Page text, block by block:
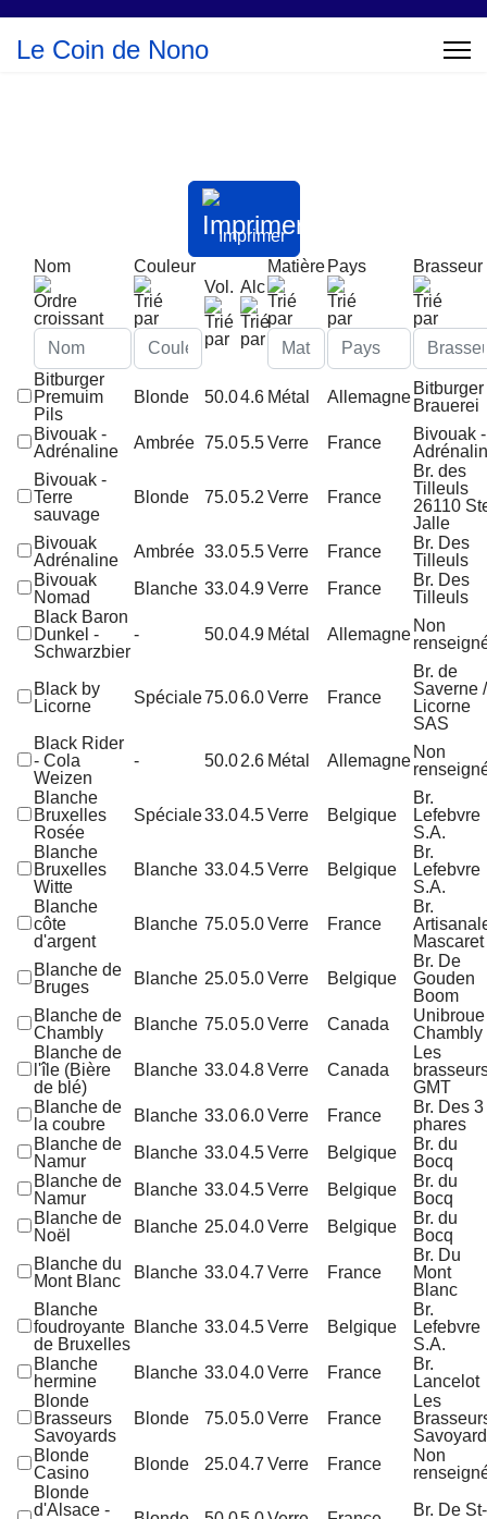
Le Coin de Nono
Imprimer
Nom
Couleur
Vol. Alc
Matière Pays Brasseur
Bitburger
Premuim
Pils
Blonde 50.04.6 Métal Allemagne Bitburger
Brauerei
Bivouak -
Adrénaline
Ambrée 75.05.5Verre France
Bivouak -
Bivouak -
Terre
sauvage
Blonde 75.05.2 Verre France
Br. des
Tilleuls
26110
Jalle
Bivouak
Adrénaline
Ambrée 33.05.5Verre France
Br. Des
Tilleuls
Bivouak
Nomad
Blanche 33.04.9Verre France
Br. Des
Tilleuls
Black Baron
Dunkel -
Schwarzbier
- 50.04.9 Métal Allemagne Non
Black by
Licorne
Spéciale75.06.0Verre France
Br. de
Saverne /
Licorne
SAS
Black Rider
- Cola
Weizen
- 50.02.6 Métal Allemagne Non
Blanche
Bruxelles
Rosée
Spéciale33.04.5Verre Belgique
Br.
Lefebvre
S.A.
Blanche
Bruxelles
Witte
Blanche 33.04.5Verre Belgique
Br.
Lefebvre
S.A.
Blanche
côte
d'argent
Blanche 75.05.0Verre France
Br.
Mascaret
Blanche de
Bruges
Blanche 25.05.0Verre Belgique
Br. De
Gouden
Boom
Blanche de
Chambly
Blanche 75.05.0Verre Canada
Unibroue
Chambly
Blanche de
l'île (Bière
de blé)
Blanche 33.04.8Verre Canada
Les
GMT
Blanche de
la coubre
Blanche 33.06.0Verre France
Br. Des 3
phares
Blanche de
Namur
Blanche 33.04.5Verre Belgique
Br. du
Bocq
Blanche de
Namur
Blanche 33.04.5Verre Belgique
Br. du
Bocq
Blanche de
Noël
Blanche 25.04.0Verre Belgique
Br. du
Bocq
Blanche du
Mont Blanc
Blanche 33.04.7 Verre France
Br. Du
Mont
Blanc
Blanche
foudroyante
de Bruxelles
Blanche 33.04.5Verre Belgique
Br.
Lefebvre
S.A.
Blanche
hermine
Blanche 33.04.0Verre France
Br.
Lancelot
Blonde
Brasseurs
Savoyards
Blonde 75.05.0Verre France
Les
Blonde
Casino
Blonde 25.04.7 Verre France
Non
Blonde
d'Alsace -
Br. De St-